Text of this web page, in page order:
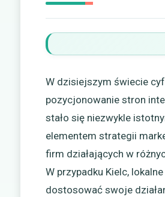
W dzisiejszym świecie
pozycjonowanie stron
stało się niezwykle
elementem strategii
firm działających w
W przypadku Kielc,
dostosować swoje